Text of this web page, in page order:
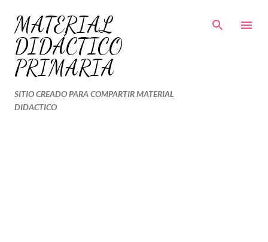
Ir al contenido principal
MATERIAL
DIDÁCTICO
PRIMARIA
SITIO CREADO PARA COMPARTIR MATERIAL
DIDACTICO